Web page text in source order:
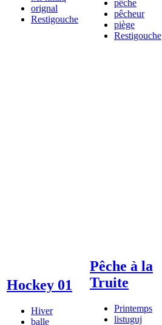
orignal
Restigouche
pêche
pêcheur
piège
Restigouche
Hockey 01
Hiver
balle
Pêche à la
Truite
Printemps
listuguj